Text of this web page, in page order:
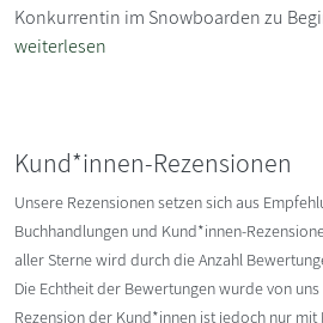
Konkurrentin im Snowboarden zu
weiterlesen
Kund*innen-Rezensionen
Unsere Rezensionen setzen sich aus
Buchhandlungen und Kund*innen-
aller Sterne wird durch die Anzahl
Die Echtheit der Bewertungen wurde von
Rezension der Kund*innen ist jedoch nur